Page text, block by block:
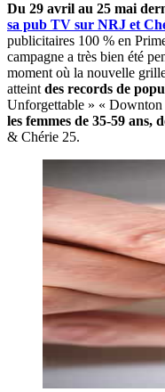
Du 29 avril au 25 mai
sa pub TV sur NRJ et
publicitaires 100 % en
campagne a très bien été
moment où la nouvelle
atteint des records de
Unforgettable » «
les femmes de 35-59 ans,
& Chérie 25.